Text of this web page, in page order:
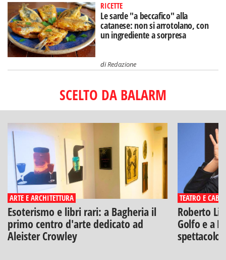
RICETTE
Le sarde "a beccafico" alla
catanese: non si arrotolano, con
un ingrediente a sorpresa
diRedazione
SCELTO DA BALARM
ARTE E ARCHITETTURA
Esoterismo e libri rari: a Bagheria il
primo centro d'arte dedicato ad
Aleister Crowley
TEATRO E
Roberto
Golfo e a
spettacolo"